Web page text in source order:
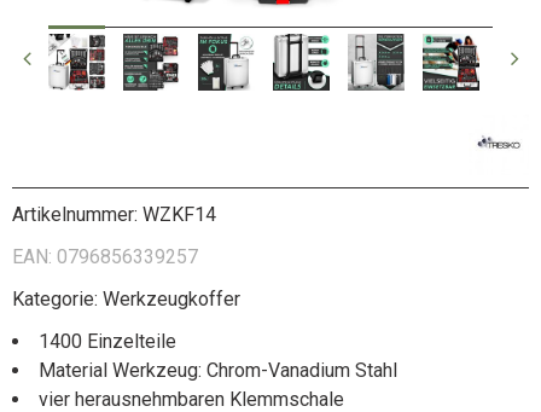
Artikelnummer: WZKF14
EAN: 0796856339257
Kategorie: Werkzeugkoffer
1400 Einzelteile
Material Werkzeug: Chrom-Vanadium Stahl
vier herausnehmbaren Klemmschale